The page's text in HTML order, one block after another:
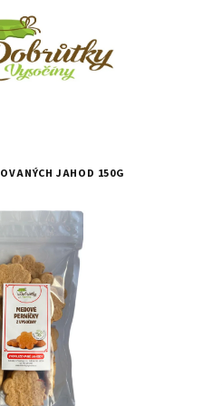
JAHOD 150G